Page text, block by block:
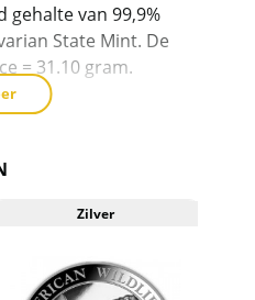
gehalte van 99,9%
State Mint. De
= 31.10 gram.
geleverd, en
soms
bevatten.
Zilver